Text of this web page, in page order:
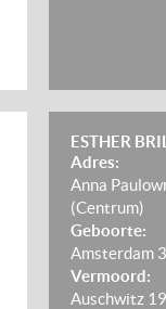
ESTHER
Adres:
Anna
(Centrum)
Geboorte:
Amsterdam
Vermoord:
Auschwitz